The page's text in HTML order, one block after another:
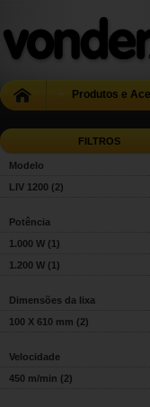
Produtos e
FILTROS
Modelo
LIV 1200 (2)
Potência
1.000 W (1)
1.200 W (1)
Dimensões da lixa
100 X 610 mm (2)
Velocidade
450 m/min (2)